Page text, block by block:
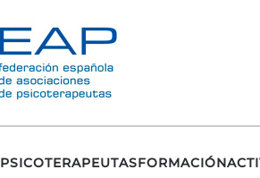
PSICOTERAPEUTASFORMACIÓN